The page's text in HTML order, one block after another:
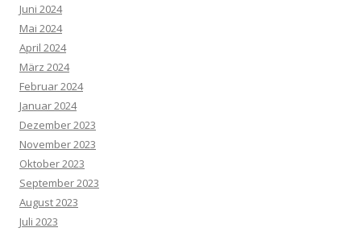
Juni 2024
Mai 2024
April 2024
März 2024
Februar 2024
Januar 2024
Dezember 2023
November 2023
Oktober 2023
September 2023
August 2023
Juli 2023